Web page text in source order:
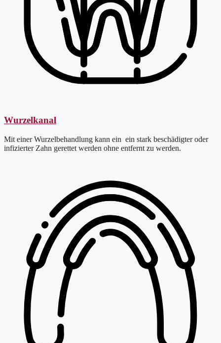
Wurzelkanal
Mit einer Wurzelbehandlung kann ein ein stark beschädigter oder
infizierter Zahn gerettet werden ohne entfernt zu werden.